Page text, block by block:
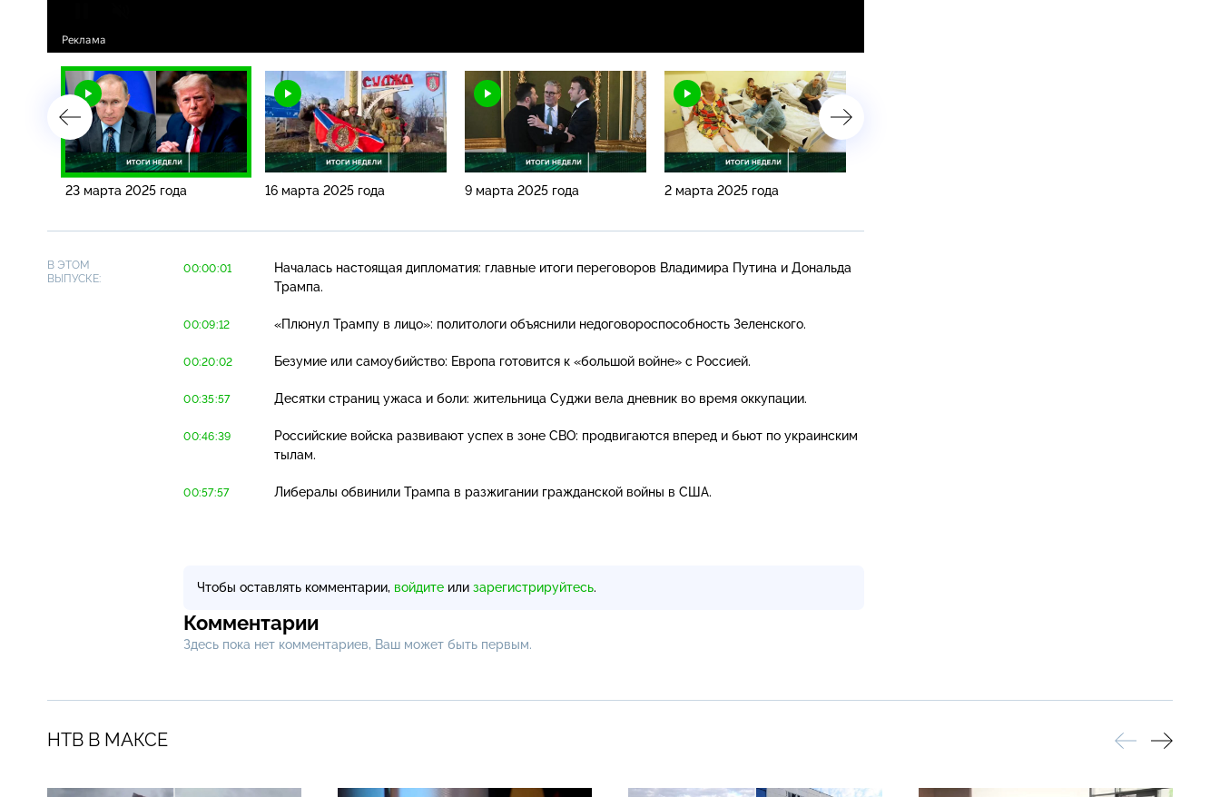
23 марта 2025 года 16 марта 2025 года 9 марта 2025 года 2 марта 2025 года
В ЭТОМ
ВЫПУСКЕ:
00:00:01
Началась настоящая дипломатия: главные итоги переговоров Владимира Путина и Дональда
Трампа.
00:09:12 «Плюнул Трампу в лицо»: политологи объяснили недоговороспособность Зеленского.
00:20:02 Безумие или самоубийство: Европа готовится к «большой войне» с Россией.
00:35:57 Десятки страниц ужаса и боли: жительница Суджи вела дневник во время оккупации.
00:46:39
Российские войска развивают успех в зоне СВО: продвигаются вперед и бьют по украинским
тылам.
00:57:57 Либералы обвинили Трампа в разжигании гражданской войны в США.
Чтобы оставлять комментарии, войдите или зарегистрируйтесь.
Комментарии
Здесь пока нет комментариев, Ваш может быть первым.
НТВ В МАКСЕ